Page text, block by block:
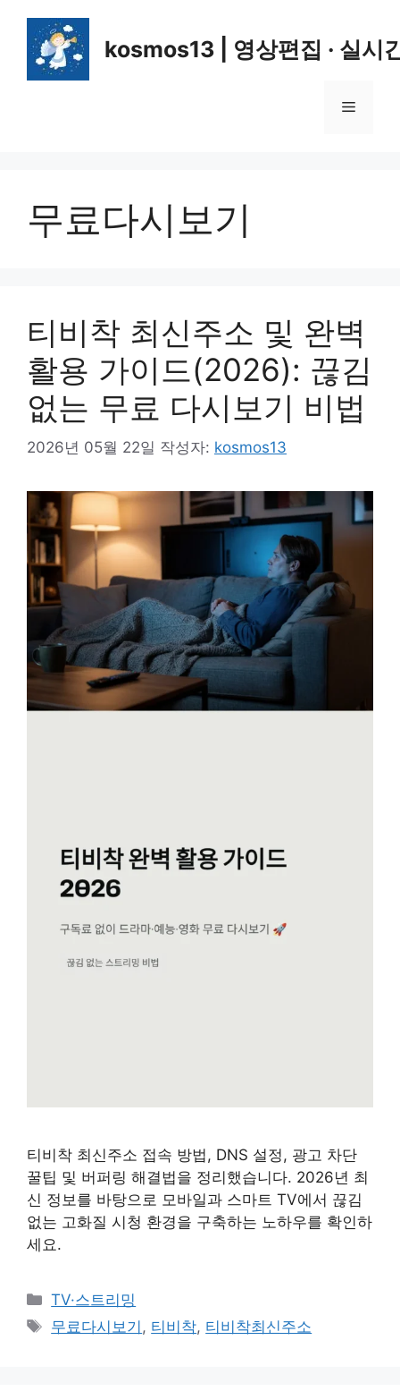
kosmos13 | 영상편집 · 실시
메
무료다시보기
티비착 최신주소 및 완벽
활용 가이드(2026): 끊김
없는 무료 다시보기 비법
2026년 05월 22일 작성자: kosmos13
티비착 최신주소 접속 방법, DNS 설정, 광고 차단
꿀팁 및 버퍼링 해결법을 정리했습니다. 2026년 최
신 정보를 바탕으로 모바일과 스마트 TV에서 끊김
없는 고화질 시청 환경을 구축하는 노하우를 확인하
세요.
카
테
TV·스트리밍
태
무료다시보기 , 티비착, 티비착최신주소